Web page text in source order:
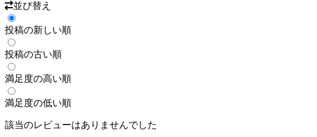
並び替え
投稿の新しい順
投稿の古い順
満足度の高い順
満足度の低い順
該当のレビューはありませんでした